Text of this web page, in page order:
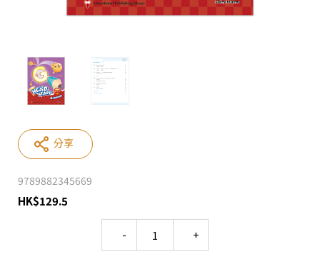
9789882345669
HK$129.5
分享